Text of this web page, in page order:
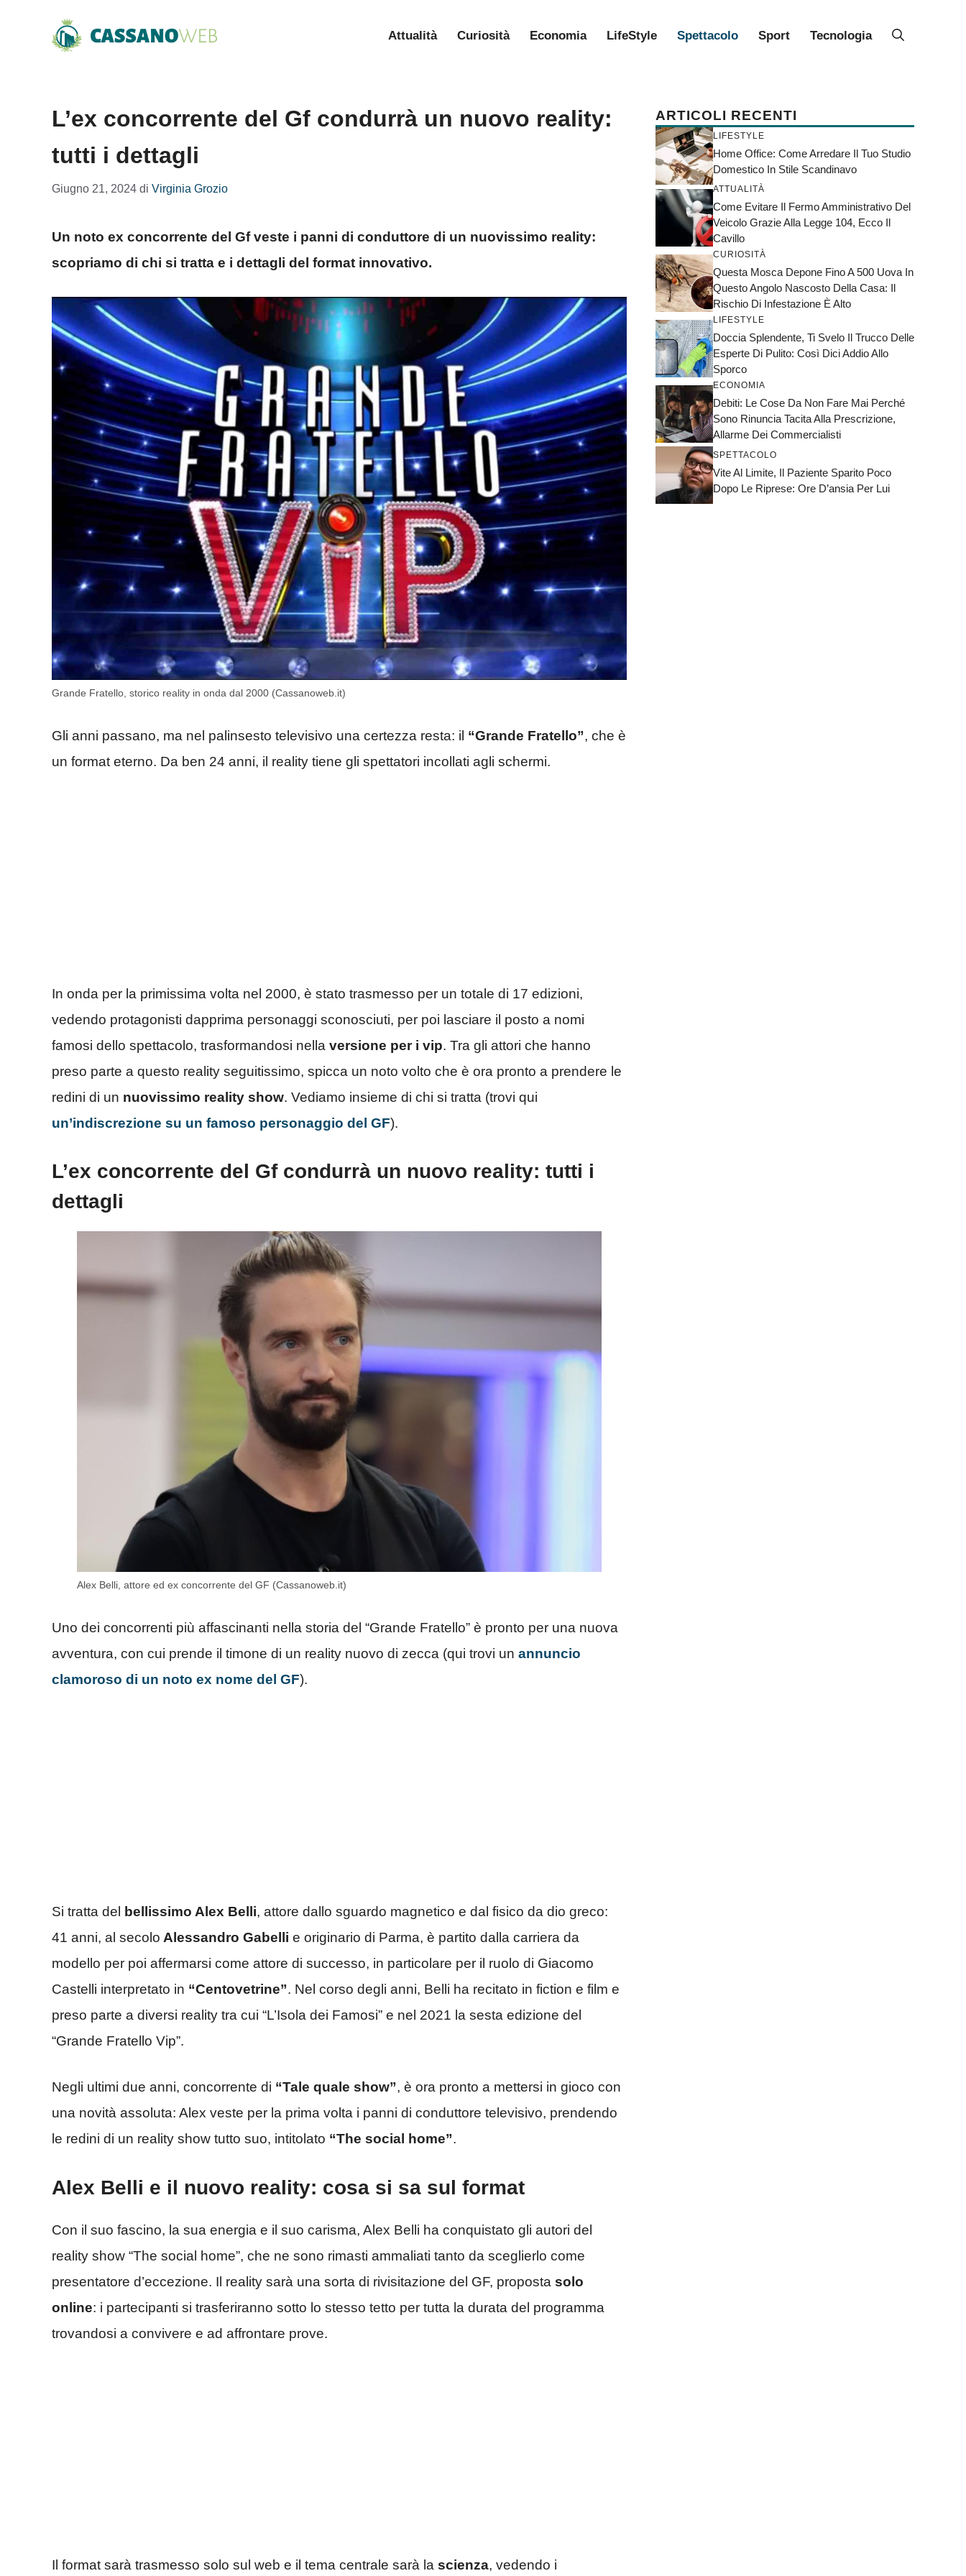
Attualità Curiosità Economia LifeStyle Spettacolo Sport Tecnologia
L’ex concorrente del Gf condurrà un nuovo reality:
tutti i dettagli
Giugno 21, 2024 di Virginia Grozio
Un noto ex concorrente del Gf veste i panni di conduttore di un nuovissimo reality:
scopriamo di chi si tratta e i dettagli del format innovativo.
Grande Fratello, storico reality in onda dal 2000 (Cassanoweb.it)
Gli anni passano, ma nel palinsesto televisivo una certezza resta: il “Grande Fratello”, che è
un format eterno. Da ben 24 anni, il reality tiene gli spettatori incollati agli schermi.
In onda per la primissima volta nel 2000, è stato trasmesso per un totale di 17 edizioni,
vedendo protagonisti dapprima personaggi sconosciuti, per poi lasciare il posto a nomi
famosi dello spettacolo, trasformandosi nella versione per i vip. Tra gli attori che hanno
preso parte a questo reality seguitissimo, spicca un noto volto che è ora pronto a prendere le
redini di un nuovissimo reality show. Vediamo insieme di chi si tratta (trovi qui
un’indiscrezione su un famoso personaggio del GF).
L’ex concorrente del Gf condurrà un nuovo reality: tutti i
dettagli
Alex Belli, attore ed ex concorrente del GF (Cassanoweb.it)
Uno dei concorrenti più affascinanti nella storia del “Grande Fratello” è pronto per una nuova
avventura, con cui prende il timone di un reality nuovo di zecca (qui trovi un annuncio
clamoroso di un noto ex nome del GF).
Si tratta del bellissimo Alex Belli, attore dallo sguardo magnetico e dal fisico da dio greco:
41 anni, al secolo Alessandro Gabelli e originario di Parma, è partito dalla carriera da
modello per poi affermarsi come attore di successo, in particolare per il ruolo di Giacomo
Castelli interpretato in “Centovetrine”. Nel corso degli anni, Belli ha recitato in fiction e film e
preso parte a diversi reality tra cui “L’Isola dei Famosi” e nel 2021 la sesta edizione del
“Grande Fratello Vip”.
Negli ultimi due anni, concorrente di “Tale quale show”, è ora pronto a mettersi in gioco con
una novità assoluta: Alex veste per la prima volta i panni di conduttore televisivo, prendendo
le redini di un reality show tutto suo, intitolato “The social home”.
Alex Belli e il nuovo reality: cosa si sa sul format
Con il suo fascino, la sua energia e il suo carisma, Alex Belli ha conquistato gli autori del
reality show “The social home”, che ne sono rimasti ammaliati tanto da sceglierlo come
presentatore d’eccezione. Il reality sarà una sorta di rivisitazione del GF, proposta solo
online: i partecipanti si trasferiranno sotto lo stesso tetto per tutta la durata del programma
trovandosi a convivere e ad affrontare prove.
Il format sarà trasmesso solo sul web e il tema centrale sarà la scienza, vedendo i
ARTICOLI RECENTI
LIFESTYLE
Home Office: Come Arredare Il Tuo Studio
Domestico In Stile Scandinavo
ATTUALITÀ
Come Evitare Il Fermo Amministrativo Del
Veicolo Grazie Alla Legge 104, Ecco Il
Cavillo
CURIOSITÀ
Questa Mosca Depone Fino A 500 Uova In
Questo Angolo Nascosto Della Casa: Il
Rischio Di Infestazione È Alto
LIFESTYLE
Doccia Splendente, Ti Svelo Il Trucco Delle
Esperte Di Pulito: Così Dici Addio Allo
Sporco
ECONOMIA
Debiti: Le Cose Da Non Fare Mai Perché
Sono Rinuncia Tacita Alla Prescrizione,
Allarme Dei Commercialisti
SPETTACOLO
Vite Al Limite, Il Paziente Sparito Poco
Dopo Le Riprese: Ore D’ansia Per Lui